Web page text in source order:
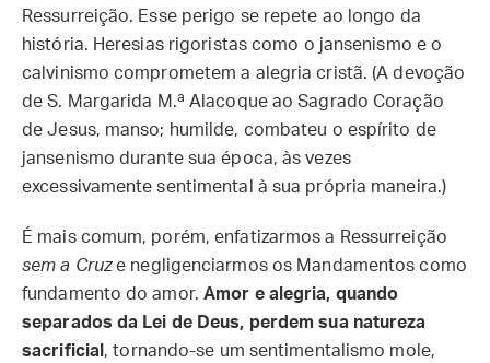
Ressurreição. Esse perigo se repete ao longo da
história. Heresias rigoristas como o jansenismo e o
calvinismo comprometem a alegria cristã. (A devoção
de S. Margarida M.ª Alacoque ao Sagrado Coração
de Jesus, manso; humilde, combateu o espírito de
jansenismo durante sua época, às vezes
excessivamente sentimental à sua própria maneira.)
É mais comum, porém, enfatizarmos a Ressurreição
sem a Cruze negligenciarmos os Mandamentos como
fundamento do amor.Amor e alegria, quando
separados da Lei de Deus, perdem sua natureza
sacrificial , tornando-se um sentimentalismo mole,